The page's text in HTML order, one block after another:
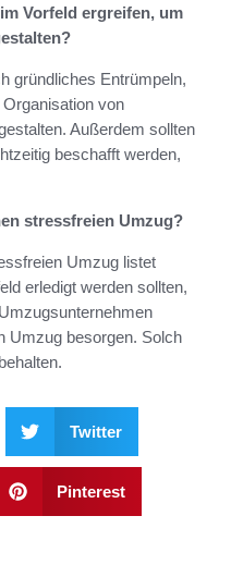
Vorfeld ergreifen, um
gründliches Entrümpeln,
von
Außerdem sollten
beschafft werden,
stressfreien Umzug?
Umzug listet
erledigt werden sollten,
Umzug besorgen. Solch
Twitter
Pinterest